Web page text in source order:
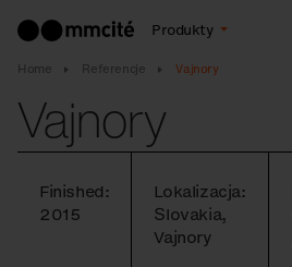
Produkty
Home Referencje Vajnory
Vajnory
Finished:
2015
Lokalizacja:
Slovakia,
Vajnory